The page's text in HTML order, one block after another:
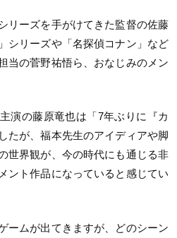
リーズを手がけてきた監督の佐藤
シリーズや「名探偵コナン」など
当の菅野祐悟ら、おなじみのメン
演の藤原竜也は「7年ぶりに『カ
たが、福本先生のアイディアや脚
世界観が、今の時代にも通じる非
ント作品になっていると感じてい
ームが出てきますが、どのシーン